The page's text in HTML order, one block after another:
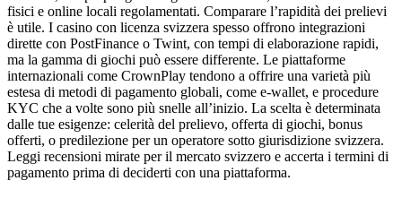
fisici e online locali regolamentati. Comparare l’rapidità dei prelievi
è utile. I casino con licenza svizzera spesso offrono integrazioni
dirette con PostFinance o Twint, con tempi di elaborazione rapidi,
ma la gamma di giochi può essere differente. Le piattaforme
internazionali come CrownPlay tendono a offrire una varietà più
estesa di metodi di pagamento globali, come e-wallet, e procedure
KYC che a volte sono più snelle all’inizio. La scelta è determinata
dalle tue esigenze: celerità del prelievo, offerta di giochi, bonus
offerti, o predilezione per un operatore sotto giurisdizione svizzera.
Leggi recensioni mirate per il mercato svizzero e accerta i termini di
pagamento prima di deciderti con una piattaforma.